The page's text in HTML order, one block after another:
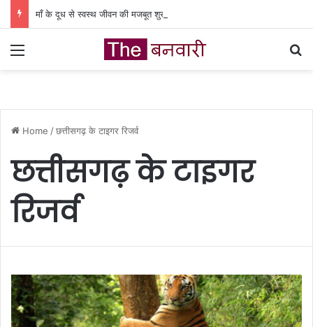
Menu
Home /छत्तीसगढ़ के टाइगर रिजर्व
छत्तीसगढ़ के टाइगर
रिजर्व